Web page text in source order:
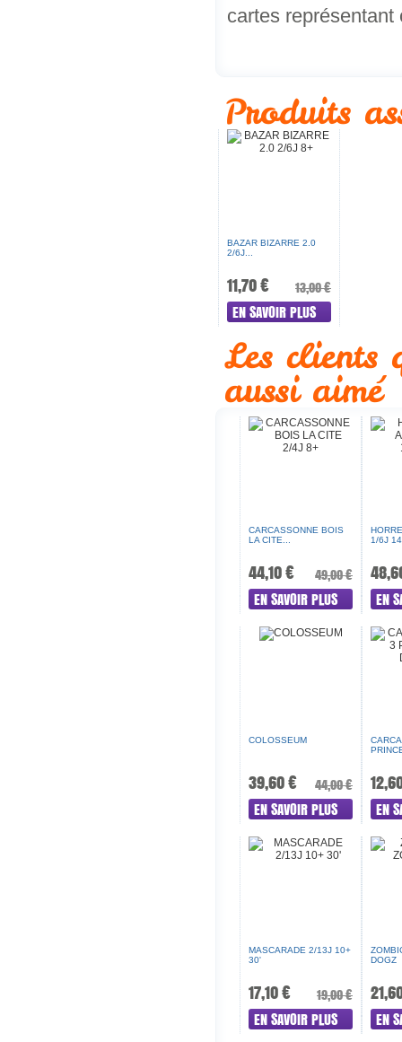
cartes
Produits
BAZAR BIZARRE 2.0
2/6J...
13,00 €
11,70 €
EN SAVOIR PLUS
Les clients
aussi aimé
CARCASSONNE BOIS
LA CITE...
49,00 €
44,10 €
EN SAVOIR PLUS
1/6J
EN
COLOSSEUM
44,00 €
39,60 €
EN SAVOIR PLUS EN
MASCARADE 2/13J 10+
30'
19,00 €
17,10 €
EN SAVOIR PLUS
DOGZ
EN